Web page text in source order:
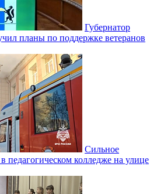
Губернатор
планы по поддержке ветеранов
Сильное
педагогическом колледже на улице